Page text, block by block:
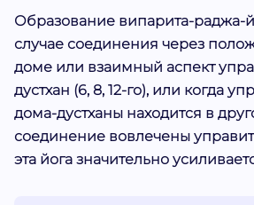
Образование випарита-раджа-
случае соединения через
доме или взаимный аспект
дустхан (6, 8, 12-го), или когда
дома-дустханы находится в
соединение вовлечены
эта йога значительно